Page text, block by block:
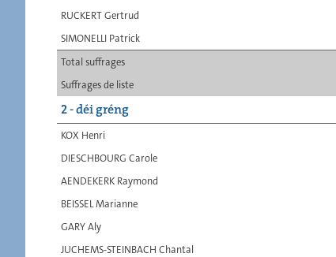
Total suffrages
Suffrages de liste
RUCKERT Gertrud
SIMONELLI Patrick
2 - déi gréng
KOX Henri
DIESCHBOURG Carole
AENDEKERK Raymond
BEISSEL Marianne
GARY Aly
JUCHEMS-STEINBACH Chantal